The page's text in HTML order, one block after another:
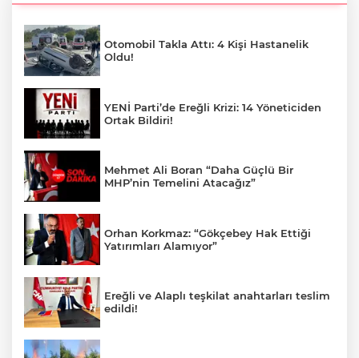
Otomobil Takla Attı: 4 Kişi Hastanelik
Oldu!
YENİ Parti’de Ereğli Krizi: 14 Yöneticiden
Ortak Bildiri!
Mehmet Ali Boran “Daha Güçlü Bir
MHP’nin Temelini Atacağız”
Orhan Korkmaz: “Gökçebey Hak Ettiği
Yatırımları Alamıyor”
Ereğli ve Alaplı teşkilat anahtarları teslim
edildi!